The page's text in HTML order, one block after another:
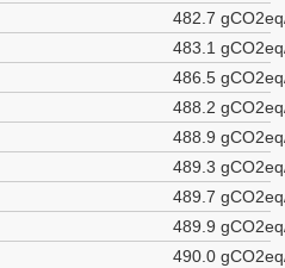
482.7
483.1
486.5
488.2
488.9
489.3
489.7
489.9
490.0